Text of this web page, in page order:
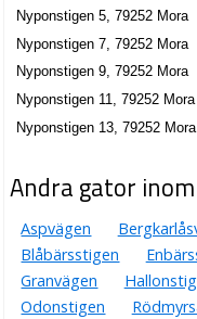
Nyponstigen 5, 79252 Mora
Nyponstigen 7, 79252 Mora
Nyponstigen 9, 79252 Mora
Nyponstigen 11, 79252 Mora
Nyponstigen 13, 79252 Mora
Andra gator
Aspvägen
Blåbärsstigen
Granvägen
Odonstigen